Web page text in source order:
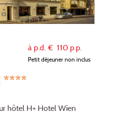
à p.d. € 110 p.p.
Petit déjeuner non inclus
****
hôtel H+ Hotel Wien